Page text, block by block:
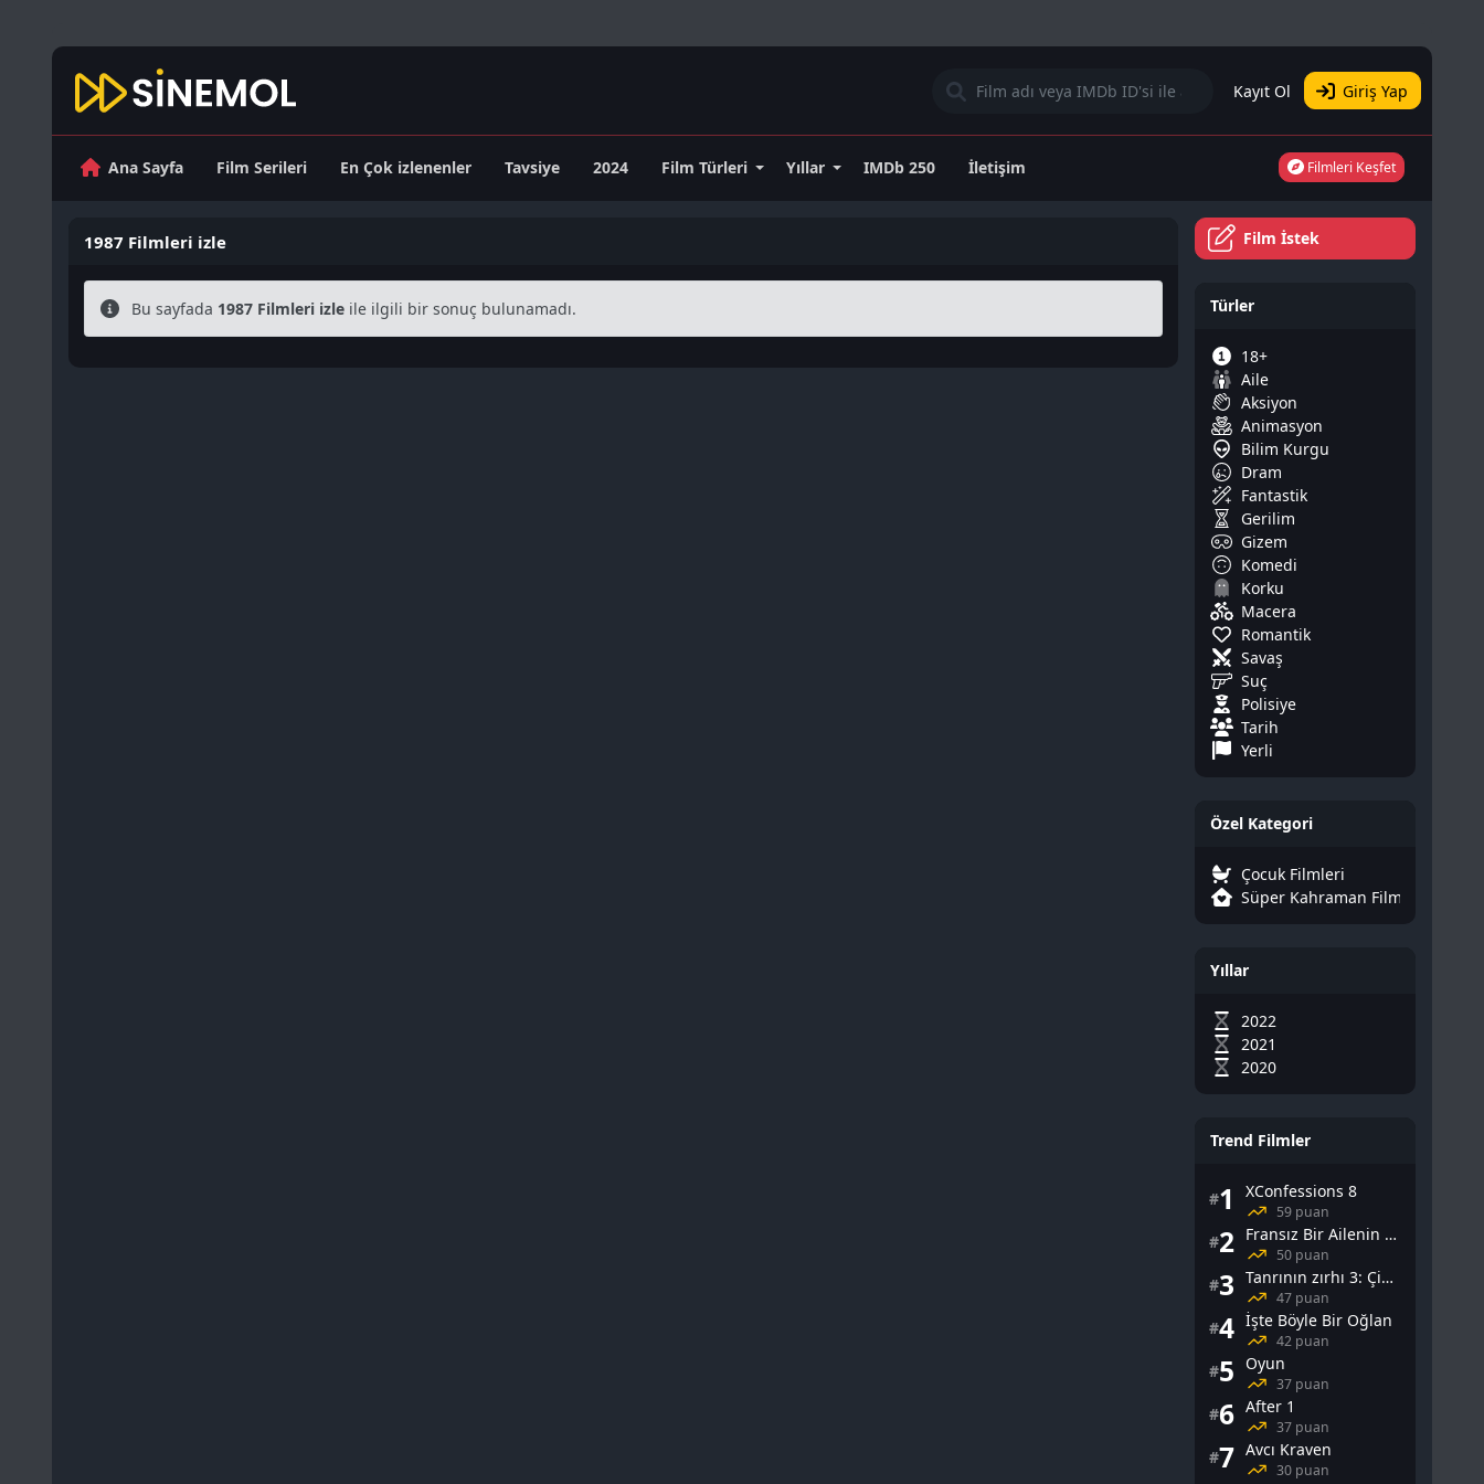
Kayıt Ol Giriş Yap
Ana Sayfa Film Serileri En Çok izlenenler Tavsiye 2024 Film Türleri Yıllar IMDb 250 İletişim Filmleri Keşfet
1987 Filmleri izle
Bu sayfada 1987 Filmleri izleile ilgili bir sonuç bulunamadı.
Film İstek
Türler
18+
Aile
Aksiyon
Animasyon
Bilim Kurgu
Dram
Fantastik
Gerilim
Gizem
Komedi
Korku
Macera
Romantik
Savaş
Suç
Polisiye
Tarih
Yerli
Özel Kategori
Çocuk Filmleri
Süper Kahraman Filmleri
Yıllar
2022
2021
2020
Trend Filmler
#1 XConfessions 8
59 puan
#2 Fransız Bir Ailenin Cinsel Yaşamı
50 puan
#3 Tanrının zırhı 3: Çin Falı
47 puan
#4 İşte Böyle Bir Oğlan
42 puan
#5 Oyun
37 puan
#6 After 1
37 puan
#7 Avcı Kraven
30 puan